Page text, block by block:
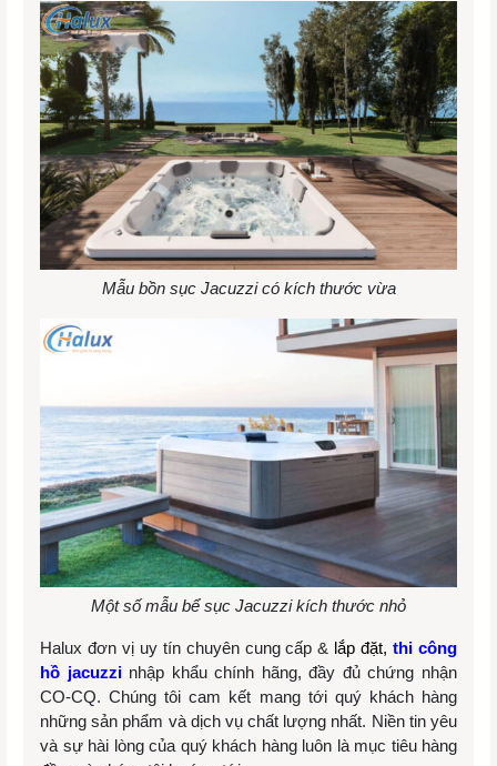
Mẫu bồn sục Jacuzzi có kích thước vừa
Một số mẫu bể sục Jacuzzi kích thước nhỏ
Halux đơn vị uy tín chuyên cung cấp & lắp đặt,thi công
hồ jacuzzinhập khẩu chính hãng, đầy đủ chứng nhận
CO-CQ. Chúng tôi cam kết mang tới quý khách hàng
những sản phẩm và dịch vụ chất lượng nhất. Niền tin yêu
và sự hài lòng của quý khách hàng luôn là mục tiêu hàng